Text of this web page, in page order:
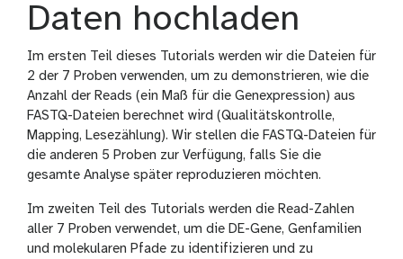
Daten hochladen
Im ersten Teil dieses Tutorials werden wir die Dateien für
2 der 7 Proben verwenden, um zu demonstrieren, wie die
Anzahl der Reads (ein Maß für die Genexpression) aus
FASTQ-Dateien berechnet wird (Qualitätskontrolle,
Mapping, Lesezählung). Wir stellen die FASTQ-Dateien für
die anderen 5 Proben zur Verfügung, falls Sie die
gesamte Analyse später reproduzieren möchten.
Im zweiten Teil des Tutorials werden die Read-Zahlen
aller 7 Proben verwendet, um die DE-Gene, Genfamilien
und molekularen Pfade zu identifizieren und zu